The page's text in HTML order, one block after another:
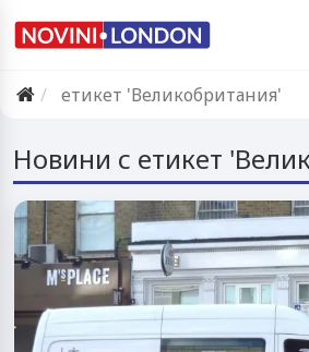
етикет 'Великобритания'
Новини с етикет